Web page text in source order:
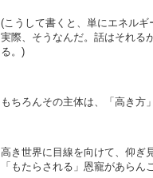
(こうして書くと、単にエネル
実際、そうなんだ。話はそれる
る。)
もちろんその主体は、「高き方
高き世界に目線を向けて、仰ぎ
「もたらされる」恩寵があらん